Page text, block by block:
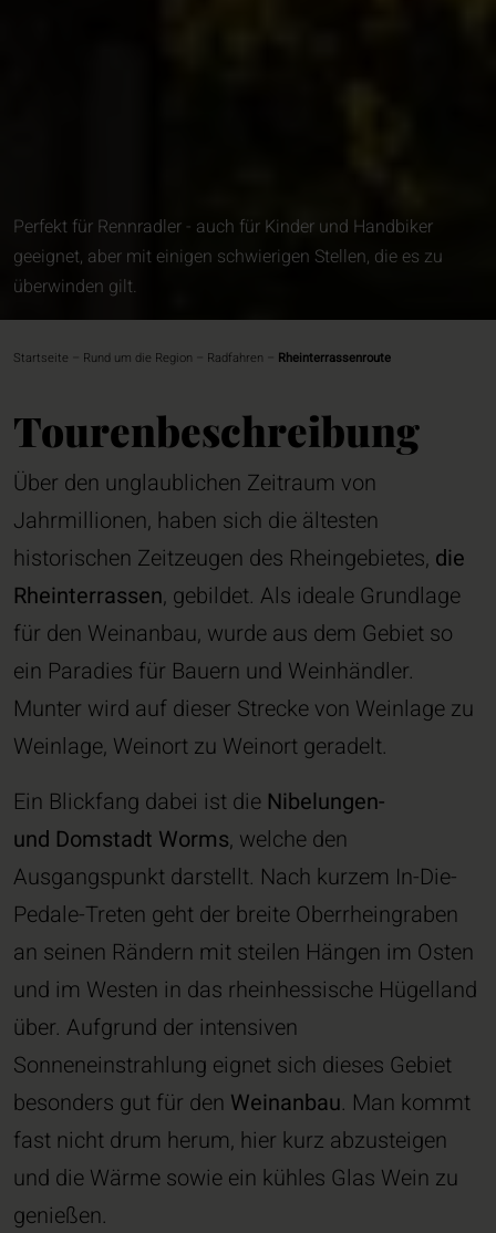
Perfekt für Rennradler - auch für Kinder und Handbiker
geeignet, aber mit einigen schwierigen Stellen, die es zu
überwinden gilt.
Startseite Rund um die Region Radfahren Rheinterrassenroute
Tourenbeschreibung
Über den unglaublichen Zeitraum von
Jahrmillionen, haben sich die ältesten
historischen Zeitzeugen des Rheingebietes, die
Rheinterrassen, gebildet. Als ideale Grundlage
für den Weinanbau, wurde aus dem Gebiet so
ein Paradies für Bauern und Weinhändler.
Munter wird auf dieser Strecke von Weinlage zu
Weinlage, Weinort zu Weinort geradelt.
Ein Blickfang dabei ist die Nibelungen-
und Domstadt Worms, welche den
Ausgangspunkt darstellt. Nach kurzem In-Die-
Pedale-Treten geht der breite Oberrheingraben
an seinen Rändern mit steilen Hängen im Osten
und im Westen in das rheinhessische Hügelland
über. Aufgrund der intensiven
Sonneneinstrahlung eignet sich dieses Gebiet
besonders gut für den Weinanbau. Man kommt
fast nicht drum herum, hier kurz abzusteigen
und die Wärme sowie ein kühles Glas Wein zu
genießen.